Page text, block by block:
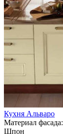
Кухня Альваро
Материал фасада:
Шпон